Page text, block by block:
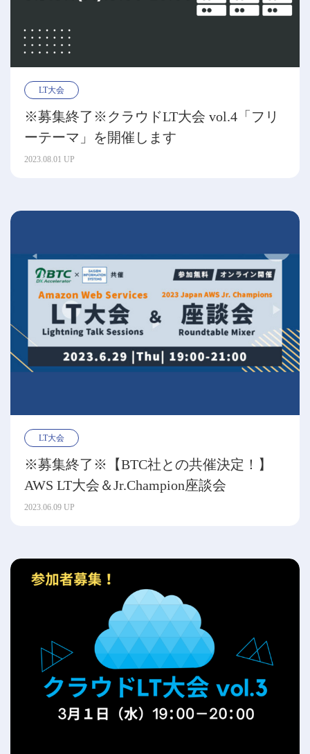
LT大会
※募集終了※クラウドLT大会 vol.4「フリ
ーテーマ」を開催します
2023.08.01 UP
LT大会
※募集終了※【BTC社との共催決定！】
AWS LT大会＆Jr.Champion座談会
2023.06.09 UP